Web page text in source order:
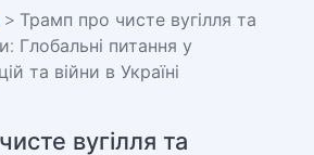
> Трамп про чисте вугілля та
Глобальні питання у
та війни в Україні
вугілля та